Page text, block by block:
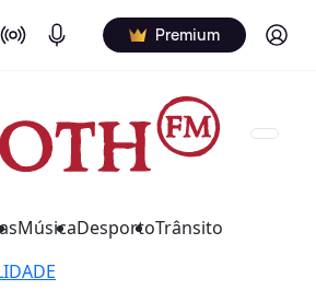
On Air Podcasts Premium Log in
MúsicaDesportoTrânsito